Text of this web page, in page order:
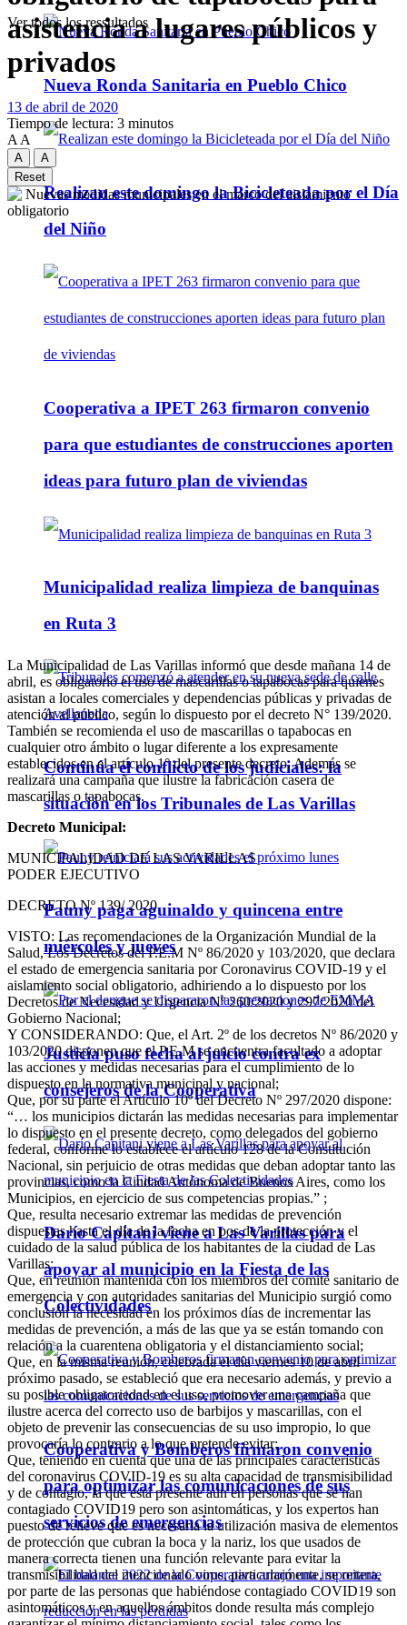
Nueva Ronda Sanitaria en Pueblo Chico
Realizan este domingo la Bicicleteada por el Día
del Niño
Cooperativa a IPET 263 firmaron convenio
para que estudiantes de construcciones aporten
ideas para futuro plan de viviendas
Municipalidad realiza limpieza de banquinas
en Ruta 3
Continúa el conflicto de los judiciales: la
situación en los Tribunales de Las Varillas
Pauny paga aguinaldo y quincena entre
miércoles y jueves
Justicia puso fecha al juicio contra ex
consejeros de la Cooperativa
Darío Capitani viene a Las Varillas para
apoyar al municipio en la Fiesta de las
Colectividades
Cooperativa y Bomberos firmaron convenio
para optimizar las comunicaciones de sus
servicios de emergencias
Ver todos los ressultados
asistencia a lugares públicos y
privados
13 de abril de 2020
Tiempo de lectura: 3 minutos
A A
A
A
Reset
La Municipalidad de Las Varillas informó que desde mañana 14 de
abril, es obligatorio el uso de mascarillas o tapabocas para quienes
asistan a locales comerciales y dependencias públicas y privadas de
atención al público, según lo dispuesto por el decreto N° 139/2020.
También se recomienda el uso de mascarillas o tapabocas en
cualquier otro ámbito o lugar diferente a los expresamente
establecidos en el artículo 1° del presente decreto. Además se
realizará una campaña que ilustre la fabricación casera de
mascarillas o tapabocas.
Decreto Municipal:
MUNICIPALIDAD DE LAS VARILLAS
PODER EJECUTIVO
DECRETO Nº 139/ 2020
VISTO: Las recomendaciones de la Organización Mundial de la
Salud, Los Decretos del P.E.M Nº 86/2020 y 103/2020, que declara
el estado de emergencia sanitaria por Coronavirus COVID-19 y el
aislamiento social obligatorio, adhiriendo a lo dispuesto por los
Decretos de Necesidad y Urgencia Nº 260/2020 y 297/2020 del
Gobierno Nacional;
Y CONSIDERANDO: Que, el Art. 2º de los decretos Nº 86/2020 y
103/2020 disponen que el P.E.M se encuentra facultado a adoptar
las acciones y medidas necesarias para el cumplimiento de lo
dispuesto en la normativa municipal y nacional;
Que, por su parte el Artículo 10º del Decreto Nº 297/2020 dispone:
“… los municipios dictarán las medidas necesarias para implementar
lo dispuesto en el presente decreto, como delegados del gobierno
federal, conforme lo establece el artículo 128 de la Constitución
Nacional, sin perjuicio de otras medidas que deban adoptar tanto las
provincias, como la Ciudad Autónoma de Buenos Aires, como los
Municipios, en ejercicio de sus competencias propias.” ;
Que, resulta necesario extremar las medidas de prevención
dispuestas hasta el día de la fecha en pos de la protección y el
cuidado de la salud pública de los habitantes de la ciudad de Las
Varillas;
Que, en reunión mantenida con los miembros del comité sanitario de
emergencia y con autoridades sanitarias del Municipio surgió como
conclusión la necesidad en los próximos días de incrementar las
medidas de prevención, a más de las que ya se están tomando con
relación a la cuarentena obligatoria y el distanciamiento social;
Que, en la misma reunión, celebrada el día viernes 10 de abril
próximo pasado, se estableció que era necesario además, y previo a
su posible obligatoriedad en el uso, promover una campaña que
ilustre acerca del correcto uso de barbijos y mascarillas, con el
objeto de prevenir las consecuencias de su uso impropio, lo que
provocaría lo contrario a lo que pretende evitar;
Que, teniendo en cuenta que una de las principales características
del coronavirus COVID-19 es su alta capacidad de transmisibilidad
y de contagio, la que está presente aún en personas que se han
contagiado COVID19 pero son asintomáticas, y los expertos han
puesto de relieve que es necesaria la utilización masiva de elementos
de protección que cubran la boca y la nariz, los que usados de
manera correcta tienen una función relevante para evitar la
transmisibilidad del mencionado virus, particularmente, se reitera,
por parte de las personas que habiéndose contagiado COVID19 son
asintomáticos y en aquellos ámbitos donde resulta más complejo